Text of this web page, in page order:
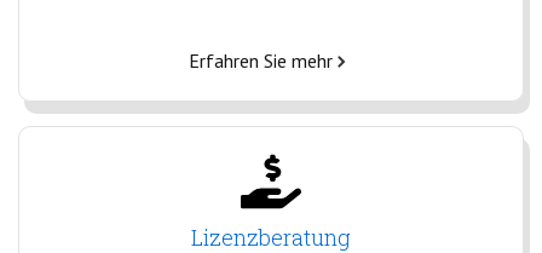
Erfahren Sie mehr
Lizenzberatung